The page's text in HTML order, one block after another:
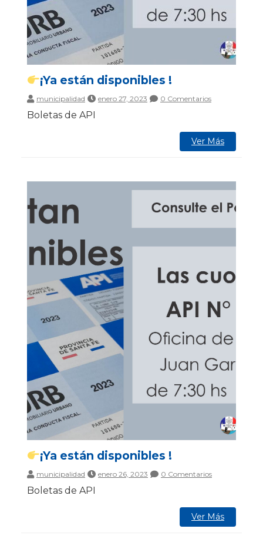
¡Ya están disponibles !
municipalidad enero 27, 2023 0 Comentarios
Boletas de API
Ver Más
¡Ya están disponibles !
municipalidad enero 26, 2023 0 Comentarios
Boletas de API
Ver Más